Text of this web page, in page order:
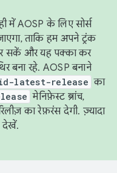
में AOSP के लिए सोर्स
ताकि हम अपने ट्रंक
सकें और यह पक्का कर
बना रहे. AOSP बनाने
latest-release का
मेनिफ़ेस्ट ब्रांच,
का रेफ़रंस देगी. ज़्यादा
देखें.